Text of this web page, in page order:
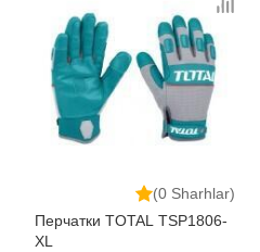
(0 Sharhlar)
Перчатки TOTAL TSP1806-
XL